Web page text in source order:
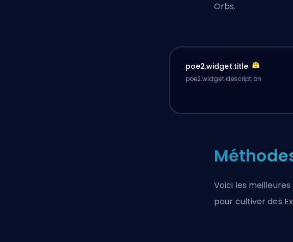
Orbs.
poe2.widget.title
poe2.widget.description
Voici les
pour cultiver des